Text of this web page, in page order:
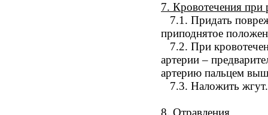
7. Кровотечения при
7.1. Придать
приподнятое
7.2. При
артерии –
артерию пальцем
7.3. Наложить жгут.
8. Отравления